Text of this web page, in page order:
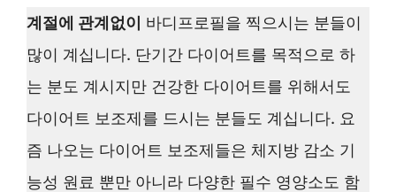
계절에 관계없이
바디프로필을 찍으시는 분들이
많이 계십니다. 단기간 다이어트를 목적으로 하
는 분도 계시지만 건강한 다이어트를 위해서도
다이어트 보조제를 드시는 분들도 계십니다. 요
즘 나오는 다이어트 보조제들은 체지방 감소 기
능성 원료 뿐만 아니라 다양한 필수 영양소도 함